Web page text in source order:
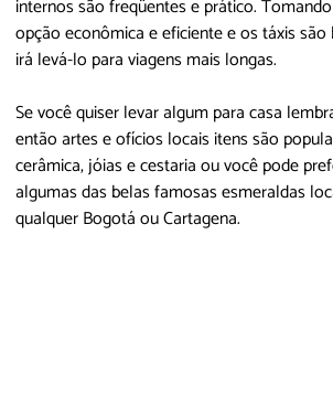
internos são freqüentes e prático.
opção econômica e eficiente e os táxis
irá levá-lo para viagens mais longas.
Se você quiser levar algum para casa
então artes e ofícios locais itens são
cerâmica, jóias e cestaria ou você pode
algumas das belas famosas esmeraldas
qualquer Bogotá ou Cartagena.